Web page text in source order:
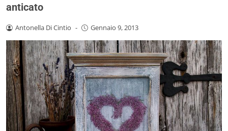
anticato
Antonella Di Cintio - Gennaio 9, 2013